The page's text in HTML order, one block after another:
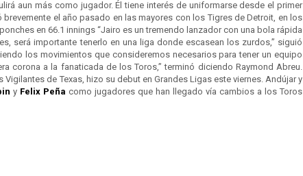
aun más como jugador. Él tiene interés de uniformarse desde el primer
el año pasado en las mayores con los Tigres de Detroit, en los
en 66.1 innings “Jairo es un tremendo lanzador con una bola rápida
será importante tenerlo en una liga donde escasean los zurdos,” siguió
los movimientos que consideremos necesarios para tener un equipo
corona a la fanaticada de los Toros,” terminó diciendo Raymond Abreu.
de Texas, hizo su debut en Grandes Ligas este viernes. Andújar y
y Felix Peña como jugadores que han llegado vía cambios a los Toros